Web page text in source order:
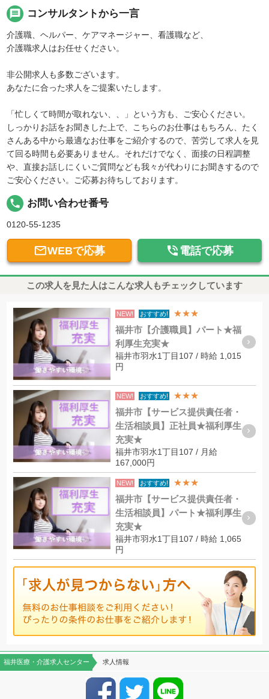
message コンサルタントから一言
介護職、ヘルパー、ケアマネージャー、看護職など、
介護職求人はお任せください。
非公開求人も多数ございます。
あなたに合った求人をご提案いたします。
「忙しくて時間が取れない、、」という方も、ご安心ください。
しっかりお話をお聞きした上で、こちらのお仕事はもちろん、たく
さんある中から最適なお仕事をご紹介するので、苦労して求人を見
て回る時間も必要ありません。それだけでなく、面接の日程調整
や、直接お話しにくいご質問なども我々が代わりにお聞きするので
ご安心ください。ご応募お待ちしております。
local_phone お問い合わせ番号
0120-55-1235
WEBで応募  電話で応募
この求人を見た人はこんな求人もチェックしています
NEW! おすすめ! ★★★
福井市【介護職員】パート★福
利厚生充実★
福井市羽水1丁目107 / 時給 1,015
円
NEW! おすすめ! ★★★
福井市【サービス提供責任者・
生活相談員】正社員★福利厚生
充実★
福井市羽水1丁目107 / 月給
167,000円
NEW! おすすめ! ★★★
福井市【サービス提供責任者・
生活相談員】パート★福利厚生
充実★
福井市羽水1丁目107 / 時給 1,065
円
福井医療・介護求人センター 求人情報